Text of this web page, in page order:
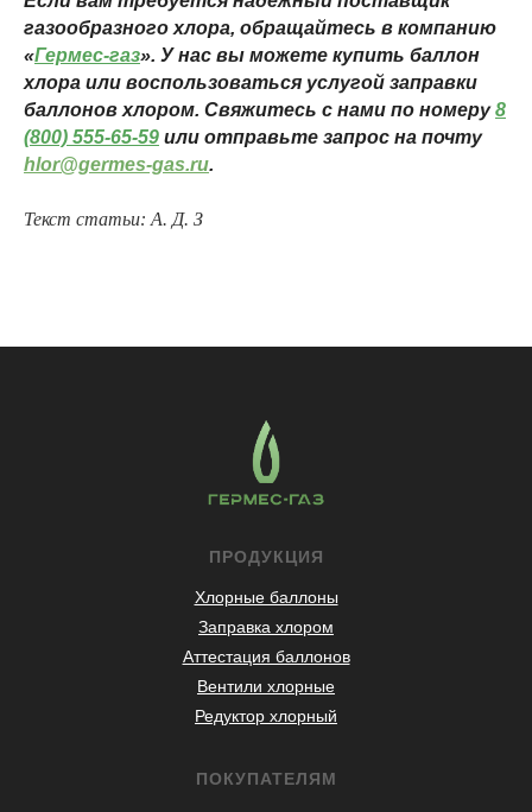
газообразного хлора, обращайтесь в компанию
«Гермес -газ». У нас вы можете купить баллон
хлора или воспользоваться услугой заправки
баллонов хлором. Свяжитесь с нами по номеру8
(800) 555-65-59 или отправьте запрос на почту
hlor@germes-gas.ru.
Текст статьи: А. Д. З
ПРОДУКЦИЯ
Хлорные баллоны
Заправка хлором
Аттестация баллонов
Вентили хлорные
Редуктор хлорный
ПОКУПАТЕЛЯМ